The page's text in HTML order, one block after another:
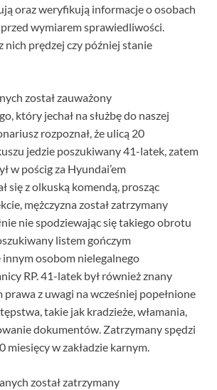
oraz weryfikują informacje o osobach
wymiarem sprawiedliwości.
nich prędzej czy później stanie
został zauważony
który jechał na służbę do naszej
rozpoznał, że ulicą 20
jedzie poszukiwany 41-latek, zatem
w pościg za Hyundai’em
się z olkuską komendą, prosząc
mężczyzna został zatrzymany
nie spodziewając się takiego obrotu
listem gończym
osobom nielegalnego
RP. 41-latek był również znany
z uwagi na wcześniej popełnione
takie jak kradzieże, włamania,
dokumentów. Zatrzymany spędzi
miesięcy w zakładzie karnym.
został zatrzymany